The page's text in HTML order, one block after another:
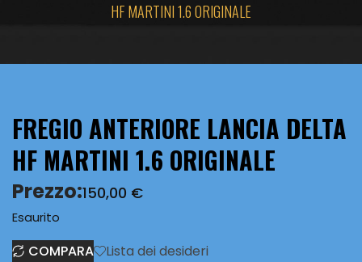
HF MARTINI 1.6 ORIGINALE
FREGIO ANTERIORE LANCIA DELTA
HF MARTINI 1.6 ORIGINALE
Prezzo:150,00 €
Esaurito
COMPARA Lista dei desideri